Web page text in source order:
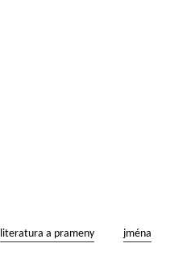
literatura a prameny jména